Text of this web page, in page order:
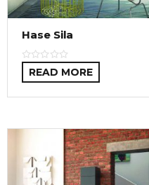
Hase Sila
READ MORE